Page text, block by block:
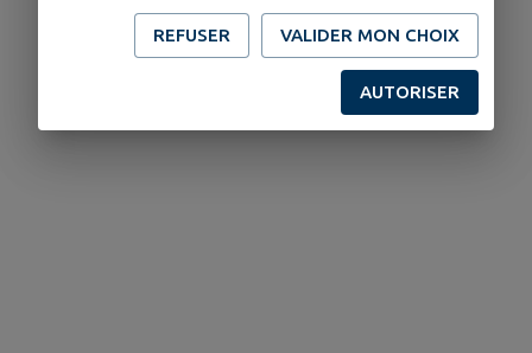
REFUSER VALIDER MON CHOIX
AUTORISER